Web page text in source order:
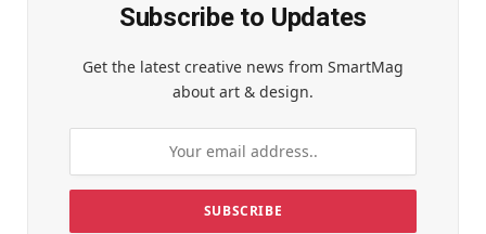
Subscribe to Updates
Get the latest creative news from SmartMag
about art & design.